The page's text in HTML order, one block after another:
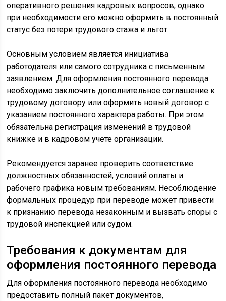
оперативного решения кадровых вопросов, однако
при необходимости его можно оформить в постоянный
статус без потери трудового стажа и льгот.
Основным условием является инициатива
работодателя или самого сотрудника с письменным
заявлением. Для оформления постоянного перевода
необходимо заключить дополнительное соглашение к
трудовому договору или оформить новый договор с
указанием постоянного характера работы. При этом
обязательна регистрация изменений в трудовой
книжке и в кадровом учете организации.
Рекомендуется заранее проверить соответствие
должностных обязанностей, условий оплаты и
рабочего графика новым требованиям. Несоблюдение
формальных процедур при переводе может привести
к признанию перевода незаконным и вызвать споры с
трудовой инспекцией или судом.
Требования к документам для
оформления постоянного перевода
Для оформления постоянного перевода необходимо
предоставить полный пакет документов,